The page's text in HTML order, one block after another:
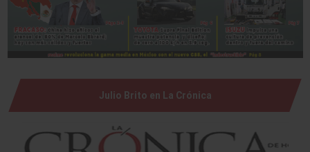
Julio Brito en La Crónica